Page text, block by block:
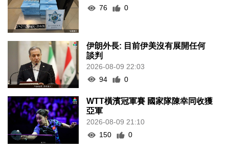
76
0
伊朗外長: 目前伊美沒有展開任何
談判
2026-08-09 22:03
94
0
WTT橫濱冠軍賽 國家隊陳幸同收獲
亞軍
2026-08-09 21:10
150
0